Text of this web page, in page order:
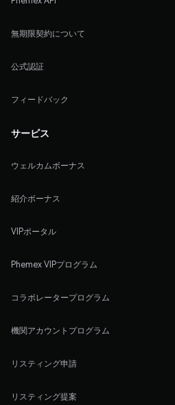
無期限契約について
公式認証
フィードバック
サービス
ウェルカムボーナス
紹介ボーナス
VIPポータル
Phemex VIPプログラム
コラボレータープログラム
機関アカウントプログラム
リスティング申請
リスティング提案